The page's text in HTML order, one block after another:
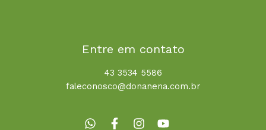
Entre em contato
43 3534 5586
faleconosco@donanena.com.br